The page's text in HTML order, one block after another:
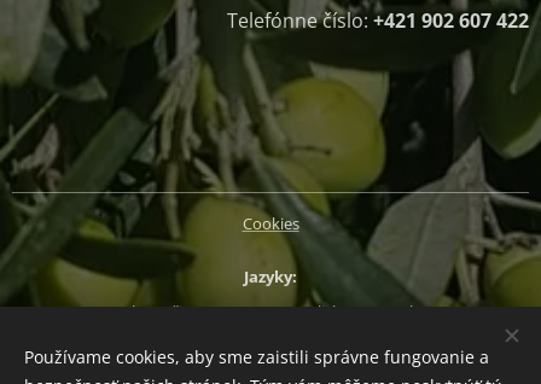
Telefónne číslo: +421 902 607 422
Cookies
Jazyky
Slovenčina
Magyar English Deutsch
Mena
Používame cookies, aby sme zaistili správne fungovanie a